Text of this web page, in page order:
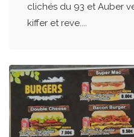
clichés du 93 et Auber
kiffer et reve....